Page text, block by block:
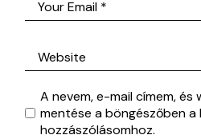
A nevem, e-mail címem, és
mentése a böngészőben a
hozzászólásomhoz.